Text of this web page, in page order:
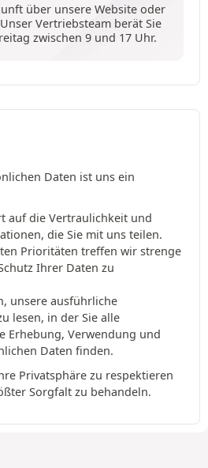
über unsere Website oder
Vertriebsteam berät Sie
zwischen 9 und 17 Uhr.
Daten ist uns ein
auf die Vertraulichkeit und
die Sie mit uns teilen.
Prioritäten treffen wir strenge
Ihrer Daten zu
unsere ausführliche
lesen, in der Sie alle
Erhebung, Verwendung und
Daten finden.
Privatsphäre zu respektieren
Sorgfalt zu behandeln.